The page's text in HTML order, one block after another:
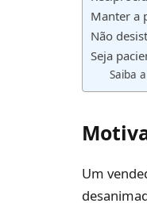
Manter a
Não
Seja
Saiba
Um